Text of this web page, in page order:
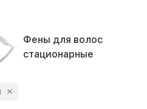
Фены для волос
стационарные